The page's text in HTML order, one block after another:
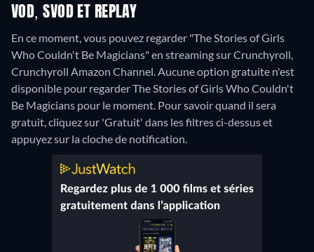
VOD, SVOD ET REPLAY
En ce moment, vous pouvez regarder "The Stories of Girls
Who Couldn't Be Magicians" en streaming sur Crunchyroll,
Crunchyroll Amazon Channel. Aucune option gratuite n'est
disponible pour regarder The Stories of Girls Who Couldn't
Be Magicians pour le moment. Pour savoir quand il sera
gratuit, cliquez sur 'Gratuit' dans les filtres ci-dessus et
appuyez sur la cloche de notification.